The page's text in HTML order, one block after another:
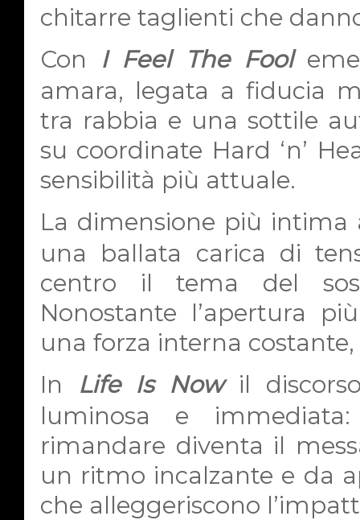
chitarre taglienti che
Con I Feel The Fool
amara, legata a fiducia
tra rabbia e una sottile
su coordinate Hard ‘n’
sensibilità più attuale.
La dimensione più
una ballata carica di
centro il tema del
Nonostante l’apertura
una forza interna
In Life Is Nowil
luminosa e
rimandare diventa il
un ritmo incalzante e da
che alleggeriscono